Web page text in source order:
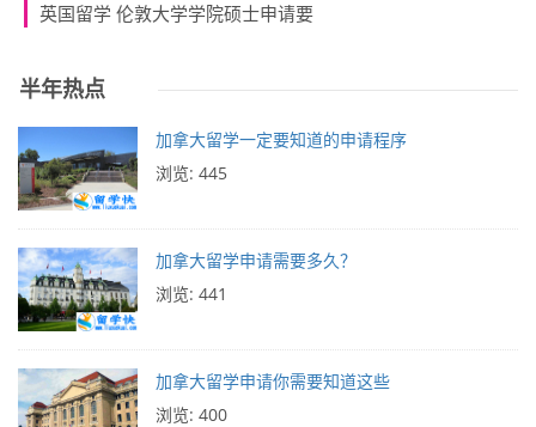
英国留学 伦敦大学学院硕士申请要
半年热点
加拿大留学一定要知道的申请程序
浏览: 445
加拿大留学申请需要多久？
浏览: 441
加拿大留学申请你需要知道这些
浏览: 400